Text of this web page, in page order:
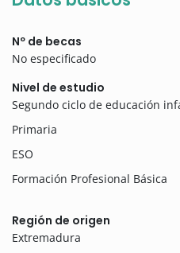
Nº de becas
No especificado
Nivel de estudio
Segundo ciclo de educación
Primaria
ESO
Formación Profesional Básica
Región de origen
Extremadura